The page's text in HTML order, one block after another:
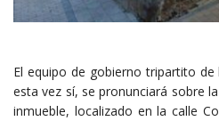
El equipo de gobierno tripartito
esta vez sí, se pronunciará sobre
inmueble, localizado en la calle